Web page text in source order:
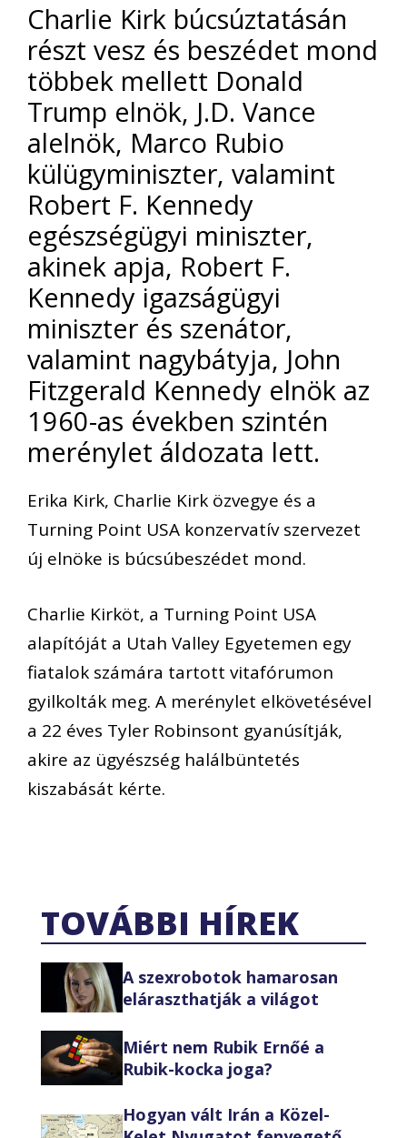
Charlie Kirk búcsúztatásán
részt vesz és beszédet mond
többek mellett Donald
Trump elnök, J.D. Vance
alelnök, Marco Rubio
külügyminiszter, valamint
Robert F. Kennedy
egészségügyi miniszter,
akinek apja, Robert F.
Kennedy igazságügyi
miniszter és szenátor,
valamint nagybátyja, John
Fitzgerald Kennedy elnök az
1960-as években szintén
merénylet áldozata lett.
Erika Kirk, Charlie Kirk özvegye és a
Turning Point USA konzervatív szervezet
új elnöke is búcsúbeszédet mond.
Charlie Kirköt, a Turning Point USA
alapítóját a Utah Valley Egyetemen egy
fiatalok számára tartott vitafórumon
gyilkolták meg. A merénylet elkövetésével
a 22 éves Tyler Robinsont gyanúsítják,
akire az ügyészség halálbüntetés
kiszabását kérte.
TOVÁBBI HÍREK
A szexrobotok hamarosan
eláraszthatják a világot
Miért nem Rubik Ernőé a
Rubik-kocka joga?
Hogyan vált Irán a Közel-